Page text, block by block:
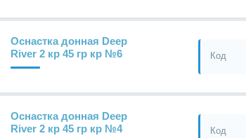
Оснастка донная Deep
River 2 кр 45 гр кр №6
Код
Оснастка донная Deep
River 2 кр 45 гр кр №4
Код